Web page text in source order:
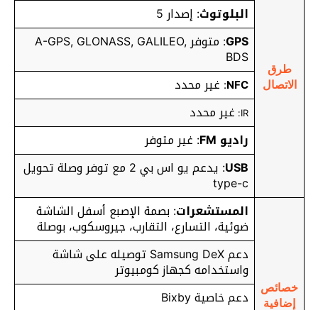
طرق
الاتصال
البلوتوث: إصدار 5
GPS
: متوفر A-GPS, GLONASS, GALILEO,
BDS
NFC
: غير محدد
IR: غير محدد
راديو FM
: غير متوفر
USB: يدعم يو اس بي 2 مع توفر وصلة تحويل
type-c
خصائص
إضافية
المستشعرات: بصمة الإصبع أسفل الشاشة
ضوئية، التسارع، التقارب، جيروسكوب، بوصلة
دعم Samsung DeX توصيله على شاشة
واستخدامه كجهاز كومبيوتر
دعم خاصية Bixby